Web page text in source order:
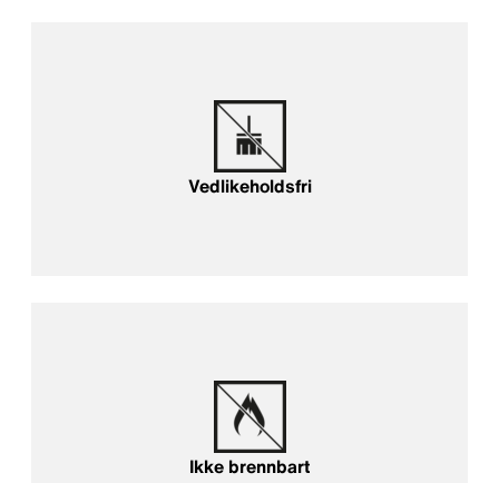
Vedlikeholdsfri
Ikke brennbart